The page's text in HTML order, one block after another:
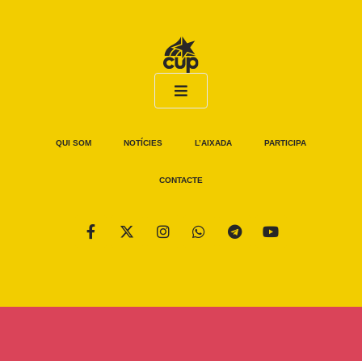
QUI SOM NOTÍCIES L’AIXADA PARTICIPA
CONTACTE